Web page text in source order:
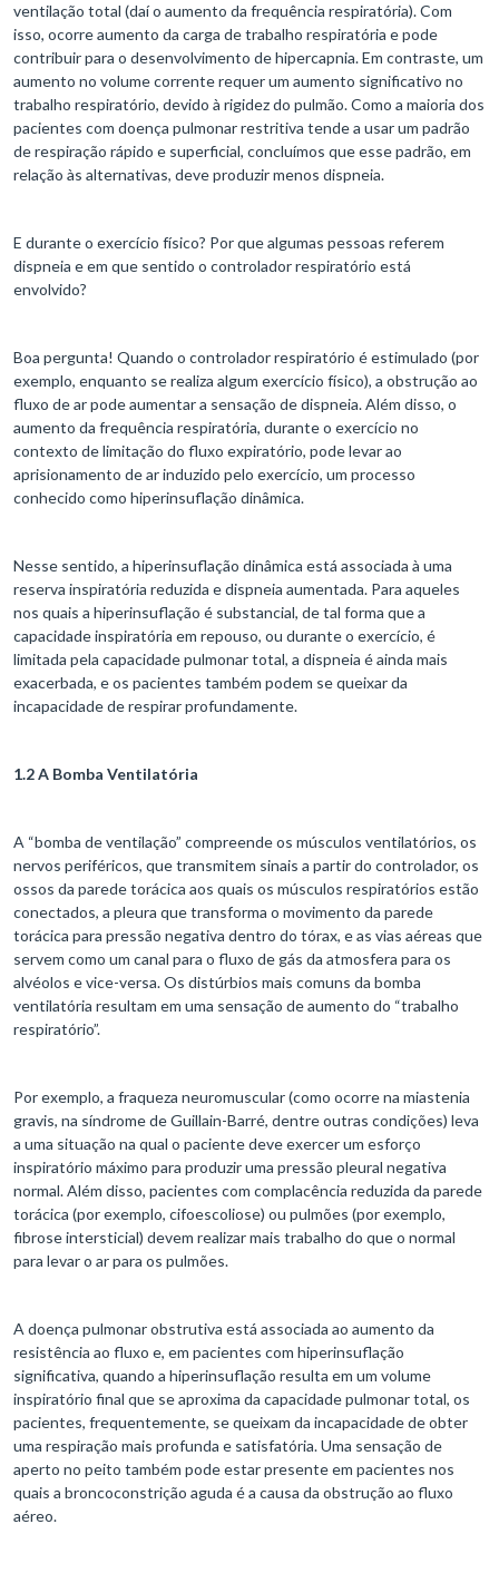
ventilação total (daí o aumento da frequência respiratória). Com
isso, ocorre aumento da carga de trabalho respiratória e pode
contribuir para o desenvolvimento de hipercapnia. Em contraste, um
aumento no volume corrente requer um aumento significativo no
trabalho respiratório, devido à rigidez do pulmão. Como a maioria dos
pacientes com doença pulmonar restritiva tende a usar um padrão
de respiração rápido e superficial, concluímos que esse padrão, em
relação às alternativas, deve produzir menos dispneia.
E durante o exercício físico? Por que algumas pessoas referem
dispneia e em que sentido o controlador respiratório está
envolvido?
Boa pergunta! Quando o controlador respiratório é estimulado (por
exemplo, enquanto se realiza algum exercício físico), a obstrução ao
fluxo de ar pode aumentar a sensação de dispneia. Além disso, o
aumento da frequência respiratória, durante o exercício no
contexto de limitação do fluxo expiratório, pode levar ao
aprisionamento de ar induzido pelo exercício, um processo
conhecido como hiperinsuflação dinâmica.
Nesse sentido, a hiperinsuflação dinâmica está associada à uma
reserva inspiratória reduzida e dispneia aumentada. Para aqueles
nos quais a hiperinsuflação é substancial, de tal forma que a
capacidade inspiratória em repouso, ou durante o exercício, é
limitada pela capacidade pulmonar total, a dispneia é ainda mais
exacerbada, e os pacientes também podem se queixar da
incapacidade de respirar profundamente.
1.2 A Bomba Ventilatória
A “bomba de ventilação” compreende os músculos ventilatórios, os
nervos periféricos, que transmitem sinais a partir do controlador, os
ossos da parede torácica aos quais os músculos respiratórios estão
conectados, a pleura que transforma o movimento da parede
torácica para pressão negativa dentro do tórax, e as vias aéreas que
servem como um canal para o fluxo de gás da atmosfera para os
alvéolos e vice-versa. Os distúrbios mais comuns da bomba
ventilatória resultam em uma sensação de aumento do “trabalho
respiratório”.
Por exemplo, a fraqueza neuromuscular (como ocorre na miastenia
gravis, na síndrome de Guillain-Barré, dentre outras condições) leva
a uma situação na qual o paciente deve exercer um esforço
inspiratório máximo para produzir uma pressão pleural negativa
normal. Além disso, pacientes com complacência reduzida da parede
torácica (por exemplo, cifoescoliose) ou pulmões (por exemplo,
fibrose intersticial) devem realizar mais trabalho do que o normal
para levar o ar para os pulmões.
A doença pulmonar obstrutiva está associada ao aumento da
resistência ao fluxo e, em pacientes com hiperinsuflação
significativa, quando a hiperinsuflação resulta em um volume
inspiratório final que se aproxima da capacidade pulmonar total, os
pacientes, frequentemente, se queixam da incapacidade de obter
uma respiração mais profunda e satisfatória. Uma sensação de
aperto no peito também pode estar presente em pacientes nos
quais a broncoconstrição aguda é a causa da obstrução ao fluxo
aéreo.